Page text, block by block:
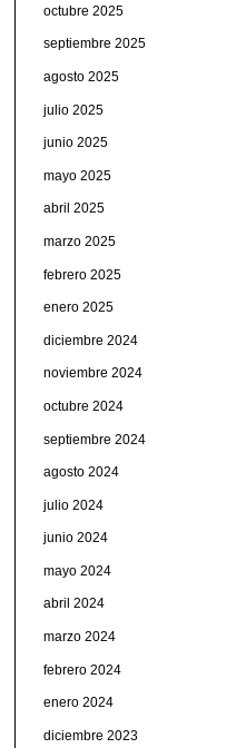
octubre 2025
septiembre 2025
agosto 2025
julio 2025
junio 2025
mayo 2025
abril 2025
marzo 2025
febrero 2025
enero 2025
diciembre 2024
noviembre 2024
octubre 2024
septiembre 2024
agosto 2024
julio 2024
junio 2024
mayo 2024
abril 2024
marzo 2024
febrero 2024
enero 2024
diciembre 2023